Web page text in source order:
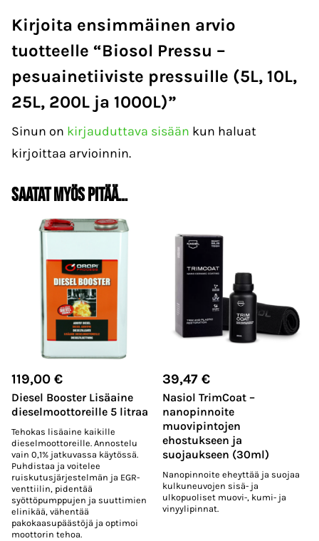
Kirjoita ensimmäinen arvio
tuotteelle “Biosol Pressu –
pesuainetiiviste pressuille (5L, 10L,
25L, 200L ja 1000L)”
Sinun on kirjauduttava sisään kun haluat
kirjoittaa arvioinnin.
Saatat myös pitää…
119,00 €
Diesel Booster Lisäaine
dieselmoottoreille 5 litraa
Tehokas lisäaine kaikille
dieselmoottoreille. Annostelu
vain 0,1% jatkuvassa käytössä.
Puhdistaa ja voitelee
ruiskutusjärjestelmän ja EGR-
venttiilin, pidentää
syöttöpumppujen ja suuttimien
elinikää, vähentää
pakokaasupäästöjä ja optimoi
moottorin tehoa.
39,47 €
Nasiol TrimCoat –
nanopinnoite
muovipintojen
ehostukseen ja
suojaukseen (30ml)
Nanopinnoite eheyttää ja suojaa
kulkuneuvojen sisä- ja
ulkopuoliset muovi-, kumi- ja
vinyylipinnat.